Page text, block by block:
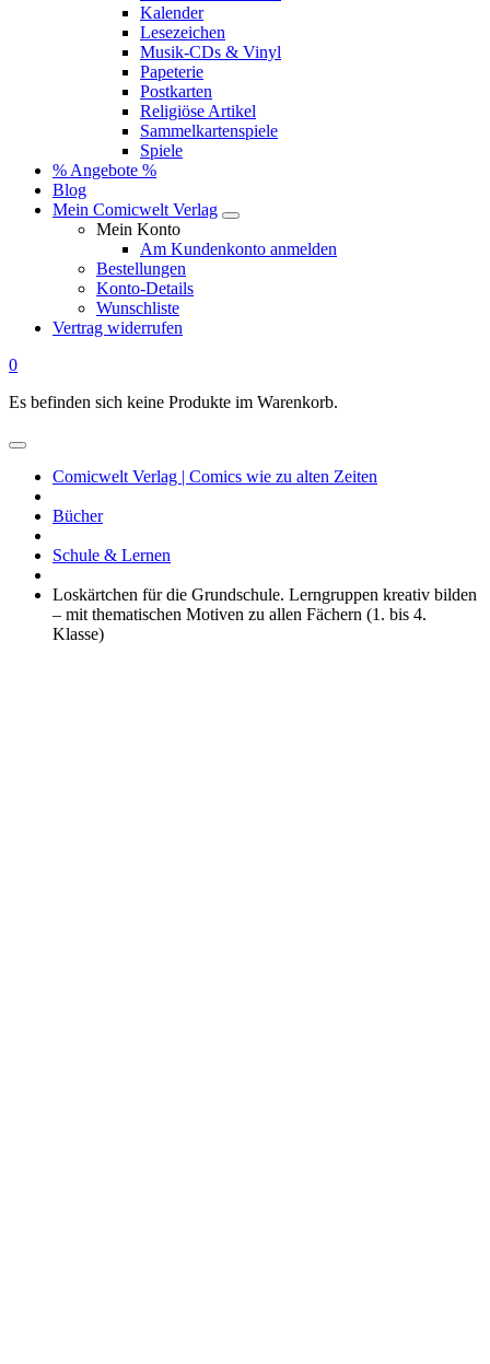
Kalender
Lesezeichen
Musik-CDs & Vinyl
Papeterie
Postkarten
Religiöse Artikel
Sammelkartenspiele
Spiele
% Angebote %
Blog
Mein Comicwelt Verlag
Mein Konto
Am Kundenkonto anmelden
Bestellungen
Konto-Details
Wunschliste
Vertrag widerrufen
0
Es befinden sich keine Produkte im Warenkorb.
Comicwelt Verlag | Comics wie zu alten Zeiten
Bücher
Schule & Lernen
Loskärtchen für die Grundschule. Lerngruppen kreativ bilden
– mit thematischen Motiven zu allen Fächern (1. bis 4.
Klasse)